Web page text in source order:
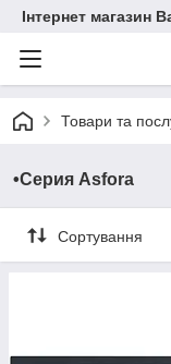
Інтернет магазин
Товари та
•Серия Asfora
Сортування